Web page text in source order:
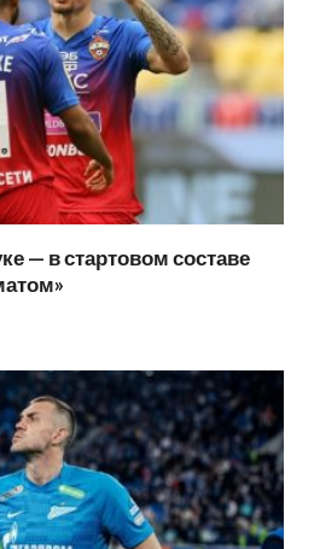
— в стартовом составе